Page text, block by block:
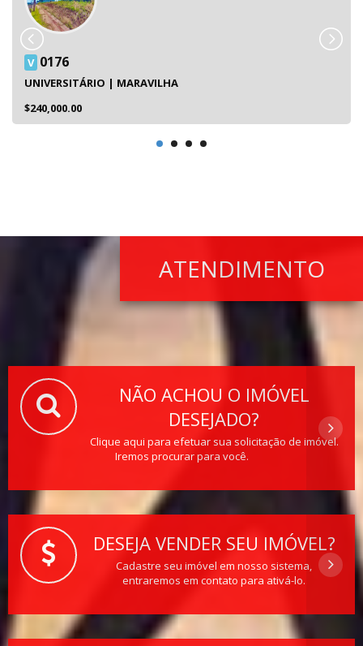
V 0176
UNIVERSITÁRIO | MARAVILHA
$240,000.00
ATENDIMENTO
NÃO ACHOU O IMÓVEL
DESEJADO?
Clique aqui para efetuar sua solicitação de imóvel.
Iremos procurar para você.
DESEJA VENDER SEU IMÓVEL?
Cadastre seu imóvel em nosso sistema,
entraremos em contato para ativá-lo.